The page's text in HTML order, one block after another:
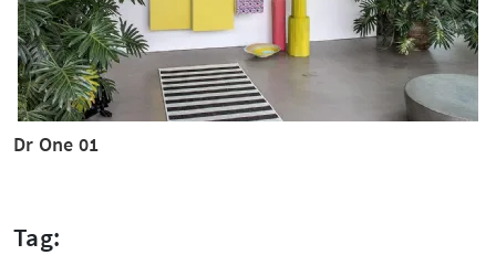
Dr One 01
Tag: